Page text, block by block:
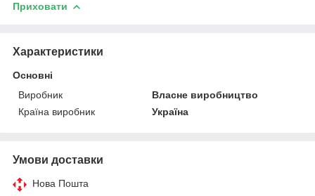
Приховати
Характеристики
Основні
Виробник
Власне виробництво
Країна виробник
Україна
Умови доставки
Нова Пошта